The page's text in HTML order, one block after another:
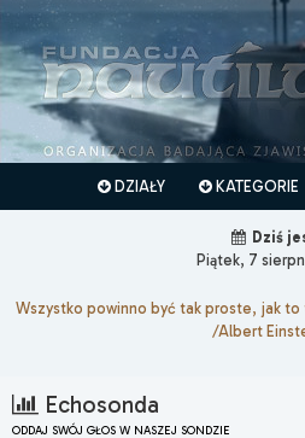
DZIAŁY KATEGORIE
Dziś
Piątek, 7
Wszystko powinno być tak proste, jak
/Albert
Echosonda
ODDAJ SWÓJ GŁOS W NASZEJ SONDZIE